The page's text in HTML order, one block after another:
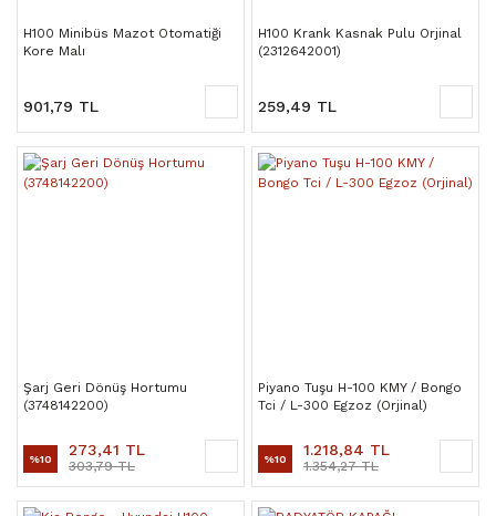
H100 Minibüs Mazot Otomatiği
Kore Malı
901,79 TL
H100 Krank Kasnak Pulu Orjinal
(2312642001)
259,49 TL
Şarj Geri Dönüş Hortumu
(3748142200)
%10 273,41 TL
303,79 TL
Piyano Tuşu H-100 KMY / Bongo
Tci / L-300 Egzoz (Orjinal)
%10 1.218,84 TL
1.354,27 TL